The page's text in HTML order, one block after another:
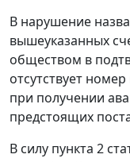
В нарушение
вышеуказанных
обществом в
отсутствует
при получении
предстоящих
В силу пункта 2